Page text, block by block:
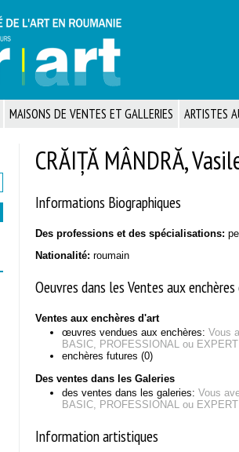
MAISONS DE VENTES ET GALLERIES ARTISTES
CRĂIȚĂ MÂNDRĂ,
Informations Biographiques
Des professions et des spécialisations:
Nationalité: roumain
Oeuvres dans les Ventes aux
Ventes aux enchères d'art
œuvres vendues aux enchères:Vous
BASIC, PROFESSIONAL ou
enchères futures (0)
Des ventes dans les Galeries
des ventes dans les galeries:Vous
BASIC, PROFESSIONAL ou
Information artistiques